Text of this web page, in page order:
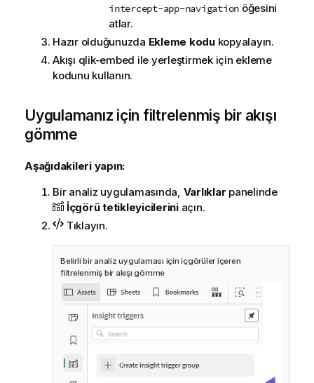
intercept-app-navigation öğesini
atlar.
Hazır olduğunuzda Ekleme kodukopyalayın.
Akışı qlik-embed ile yerleştirmek için ekleme
kodunu kullanın.
Uygulamanız için filtrelenmiş bir akışı
gömme
Aşağıdakileri yapın:
Bir analiz uygulamasında, Varlıklar panelinde
İçgörü tetikleyicileriniaçın.
Tıklayın.
Belirli bir analiz uygulaması için içgörüler içeren
filtrelenmiş bir akışı gömme